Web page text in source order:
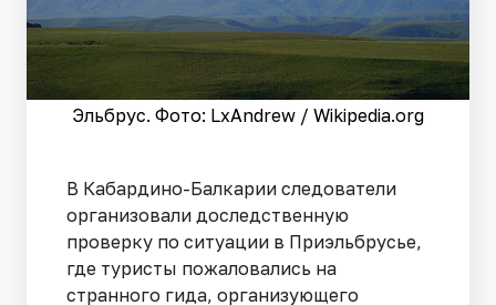
Эльбрус. Фото: LxAndrew / Wikipedia.org
В Кабардино-Балкарии следователи
организовали доследственную
проверку по ситуации в Приэльбрусье,
где туристы пожаловались на
странного гида, организующего